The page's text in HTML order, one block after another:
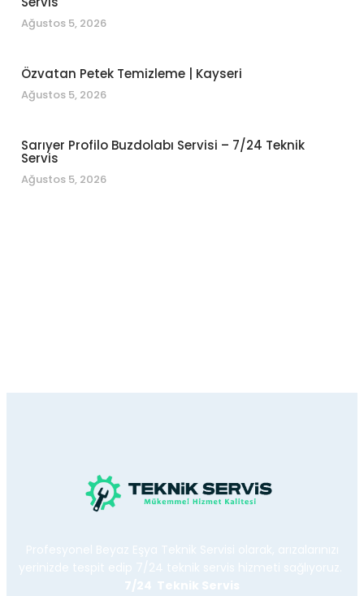
Ağustos 5, 2026
Özvatan Petek Temizleme | Kayseri
Ağustos 5, 2026
Sarıyer Profilo Buzdolabı Servisi – 7/24 Teknik
Servis
Ağustos 5, 2026
Profesyonel Beyaz Eşya Teknik Servisi olarak, arızalarınızı
yerinizde tespit edip 7/24 teknik servis hizmeti sağlıyoruz.
7/24 Teknik Servis